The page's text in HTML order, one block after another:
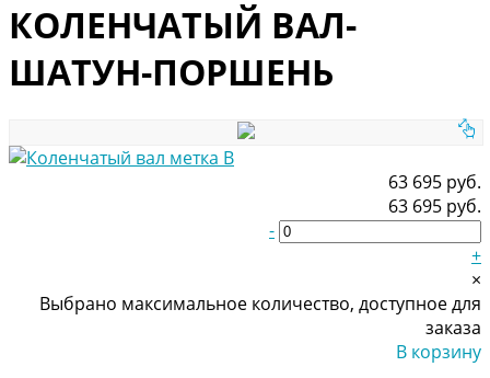
КОЛЕНЧАТЫЙ ВАЛ-
ШАТУН-ПОРШЕНЬ
63 695 руб.
63 695 руб.
-
+
×
Выбрано максимальное количество, доступное для
заказа
В корзину